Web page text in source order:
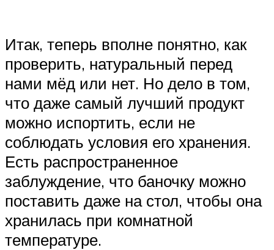
Итак, теперь вполне понятно, как
проверить, натуральный перед
нами мёд или нет. Но дело в том,
что даже самый лучший продукт
можно испортить, если не
соблюдать условия его хранения.
Есть распространенное
заблуждение, что баночку можно
поставить даже на стол, чтобы она
хранилась при комнатной
температуре.